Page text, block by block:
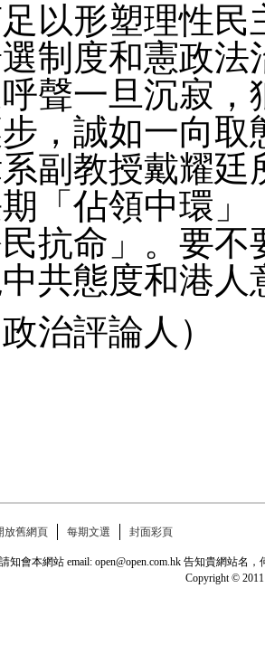
以形塑理性民
制度和憲政法
聲一旦沉寂，
，誠如一向取
副教授戴耀廷
「佔領中環」
抗命」。要不
共態度和港人
治評論人）
放舊網頁 每期文選 封面彩頁
知會本網站 email: open@open.com.hk 告知貴網站
Copyright © 2011